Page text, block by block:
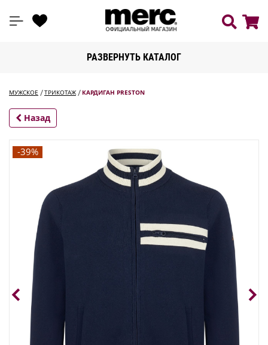
РАЗВЕРНУТЬ КАТАЛОГ
МУЖСКОЕ ТРИКОТАЖ КАРДИГАН PRESTON
Назад
-39%